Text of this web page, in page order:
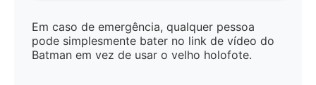
Em caso de emergência, qualquer pessoa
pode simplesmente bater no link de vídeo do
Batman em vez de usar o velho holofote.